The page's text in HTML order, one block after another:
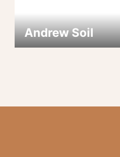
Andrew Soil